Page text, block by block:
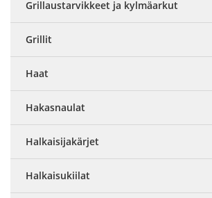
Grillaustarvikkeet ja kylmäarkut
Grillit
Haat
Hakasnaulat
Halkaisijakärjet
Halkaisukiilat